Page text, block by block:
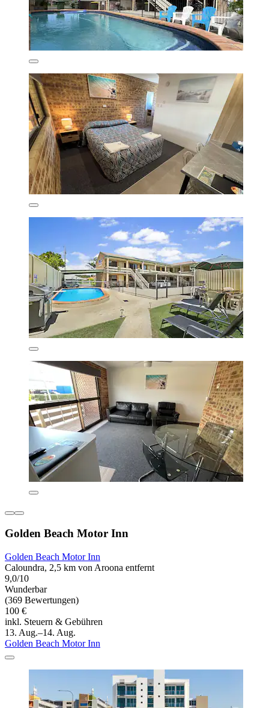
Golden Beach Motor Inn
Golden Beach Motor Inn
Caloundra, 2,5 km von Aroona entfernt
9,0/10
Wunderbar
(369 Bewertungen)
100 €
inkl. Steuern & Gebühren
13. Aug.–14. Aug.
Golden Beach Motor Inn